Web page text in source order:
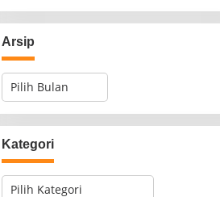
Arsip
A
i
pKategori
K